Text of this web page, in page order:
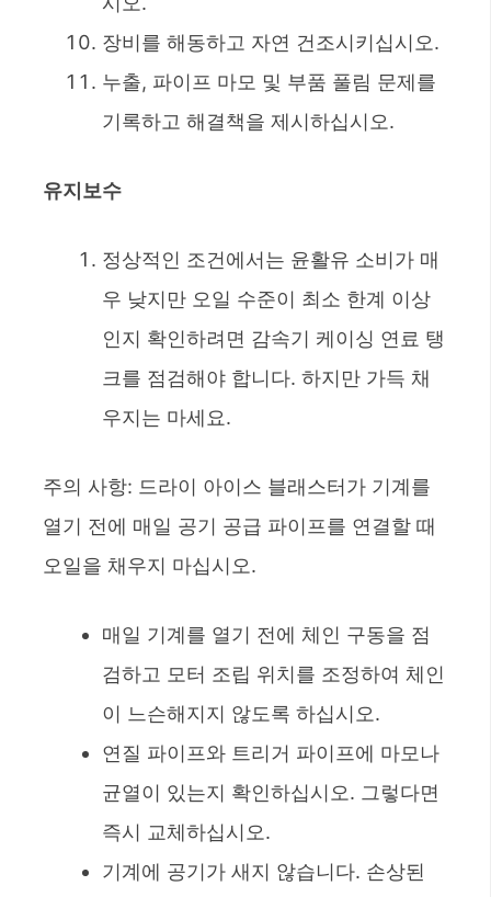
장비를 해동하고 자연 건조시키십시오.
누출, 파이프 마모 및 부품 풀림 문제를
기록하고 해결책을 제시하십시오.
유지보수
정상적인 조건에서는 윤활유 소비가 매
우 낮지만 오일 수준이 최소 한계 이상
인지 확인하려면 감속기 케이싱 연료 탱
크를 점검해야 합니다. 하지만 가득 채
우지는 마세요.
주의 사항: 드라이 아이스 블래스터가 기계를
열기 전에 매일 공기 공급 파이프를 연결할 때
오일을 채우지 마십시오.
매일 기계를 열기 전에 체인 구동을 점
검하고 모터 조립 위치를 조정하여 체인
이 느슨해지지 않도록 하십시오.
연질 파이프와 트리거 파이프에 마모나
균열이 있는지 확인하십시오. 그렇다면
즉시 교체하십시오.
기계에 공기가 새지 않습니다. 손상된